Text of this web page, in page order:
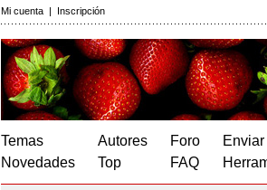
Mi cuenta | Inscripción
Temas
Novedades
Autores
Top
Foro
FAQ